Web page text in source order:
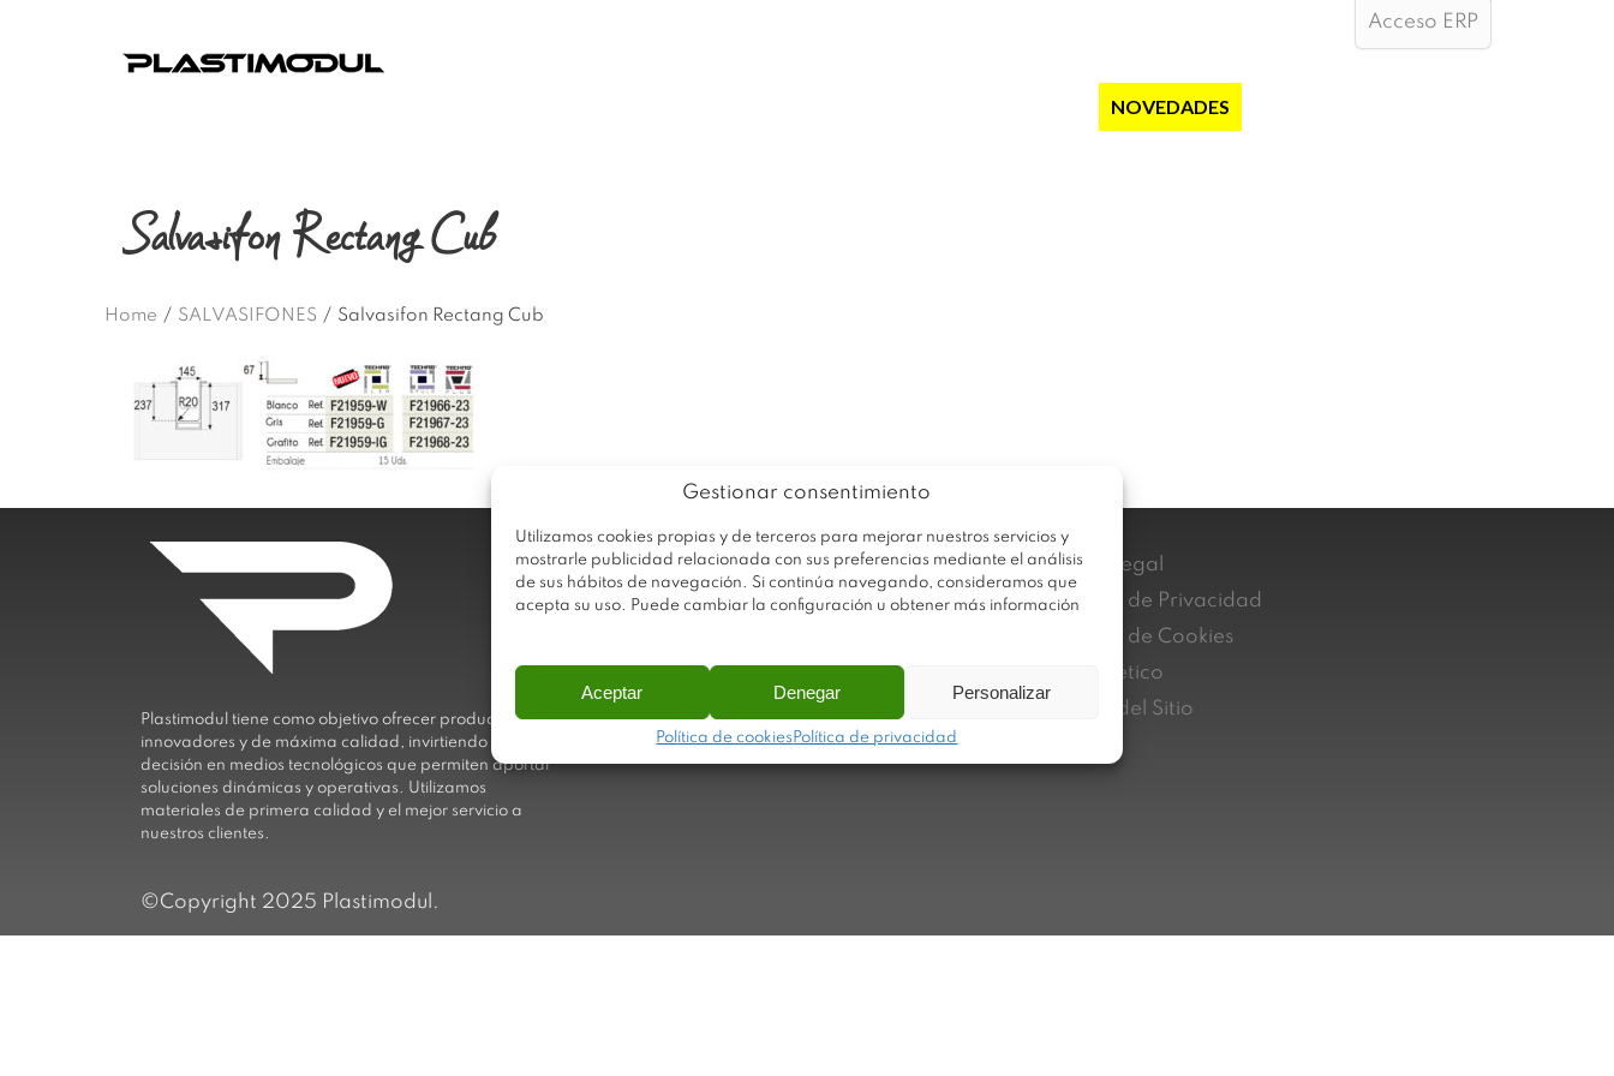
Gestionar consentimiento
Utilizamos cookies propias y de terceros para mejorar nuestros servicios y
mostrarle publicidad relacionada con sus preferencias mediante el análisis
de sus hábitos de navegación. Si continúa navegando, consideramos que
acepta su uso. Puede cambiar la configuración u obtener más información
Aceptar Denegar Personalizar
Política de cookies Política de privacidad
Acceso ERP
NOVEDADES
Salvasifon Rectang Cub
Home / SALVASIFONES / Salvasifon Rectang Cub
Plastimodul tiene como objetivo ofrecer productos
innovadores y de máxima calidad, invirtiendo con
decisión en medios tecnológicos que permiten aportar
soluciones dinámicas y operativas. Utilizamos
materiales de primera calidad y el mejor servicio a
nuestros clientes.
Trabaja con nosotros
Sobre Plastimodul
Contacto
Aviso Legal
Política de Privacidad
Política de Cookies
Canal ético
Mapa del Sitio
©Copyright 2025 Plastimodul.